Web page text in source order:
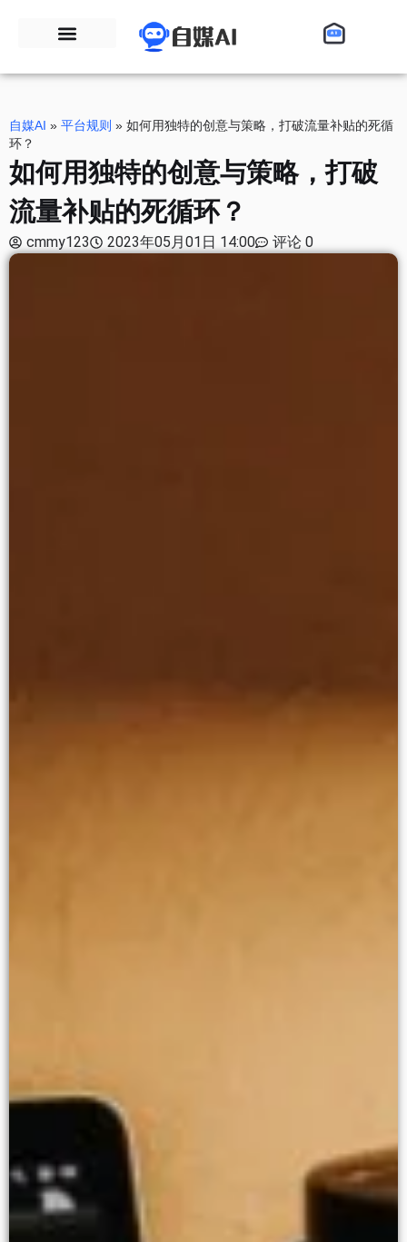
自媒AI » 平台规则 » 如何用独特的创意与策略，打破流量补贴的死循
环？
如何用独特的创意与策略，打破
流量补贴的死循环？
cmmy123 2023年05月01日 14:00 评论 0